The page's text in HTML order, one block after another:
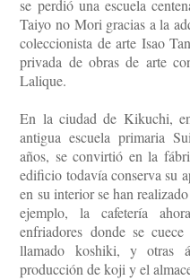
se perdió una escuela
Taiyo no Mori gracias a la
coleccionista de arte Isao
privada de obras de arte
Lalique.
En la ciudad de Kikuchi,
antigua escuela primaria
años, se convirtió en la
edificio todavía conserva su
en su interior se han
ejemplo, la cafetería
enfriadores donde se
llamado koshiki, y otras
producción de koji y el